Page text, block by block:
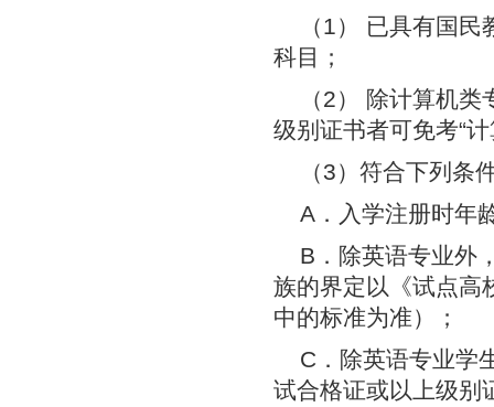
（1） 已具有国
科目；
（2） 除计算机
级别证书者可免考“
（3）符合下列条
A．入学注册时年
B．除英语专业外
族的界定以《试点高
中的标准为准）；
C．除英语专业学
试合格证或以上级别